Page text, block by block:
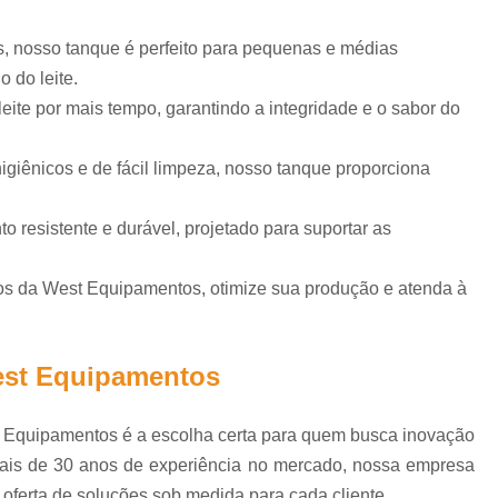
de
doce
Embaladeira Automática para
Embaladora Automática de
Embaladora Automática Leite
Embaladora de Leite
Empacotadora de Leite Saquinho
Envasadora de Garrafas
Envasadora de Leite em
nosso tanque é perfeito para pequenas e médias
do leite.
por mais tempo, garantindo a integridade e o sabor do
e de fácil limpeza, nosso tanque proporciona
resistente e durável, projetado para suportar as
da West Equipamentos, otimize sua produção e atenda à
Equipamentos
é a escolha certa para quem busca inovação
de 30 anos de experiência no mercado, nossa empresa